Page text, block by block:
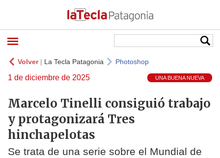
Volver| La Tecla Patagonia Photoshop
1 de diciembre de 2025 UNA BUENA NUEVA
Marcelo Tinelli consiguió trabajo
y protagonizará Tres
hinchapelotas
Se trata de una serie sobre el Mundial de